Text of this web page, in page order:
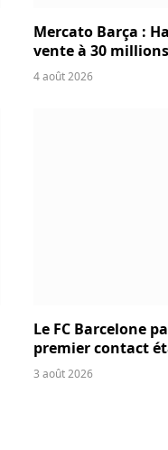
Mercato Barça :
vente à 30 millions
4 août 2026
Le FC Barcelone
premier contact
3 août 2026